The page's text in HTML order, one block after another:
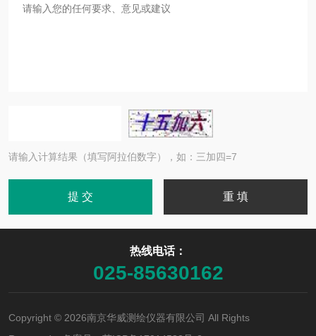
请输入计算结果（填写阿拉伯数字），如：三加四=7
热线电话：
025-85630162
Copyright © 2026南京华威测绘仪器有限公司 All Rights